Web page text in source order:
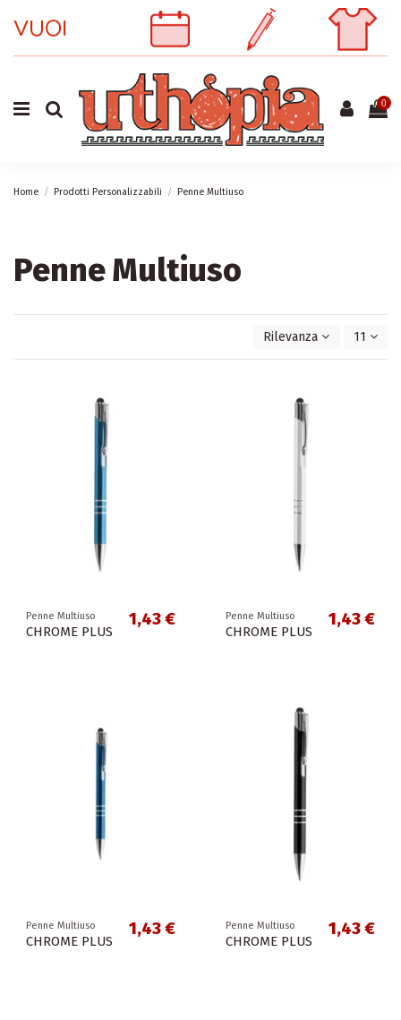
0
Home Prodotti Personalizzabili Penne Multiuso
Penne Multiuso
Rilevanza 11
Penne Multiuso
CHROME PLUS
1,43 € Penne Multiuso
CHROME PLUS
1,43 €
Penne Multiuso
CHROME PLUS
1,43 € Penne Multiuso
CHROME PLUS
1,43 €